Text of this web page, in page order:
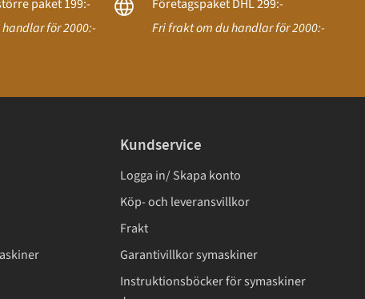
paket 199:-
för 2000:-
Företagspaket DHL 299:-
Fri frakt om du handlar för 2000:-
Kundservice
Logga in/ Skapa konto
Köp- och leveransvillkor
Frakt
Garantivillkor symaskiner
Instruktionsböcker för symaskiner